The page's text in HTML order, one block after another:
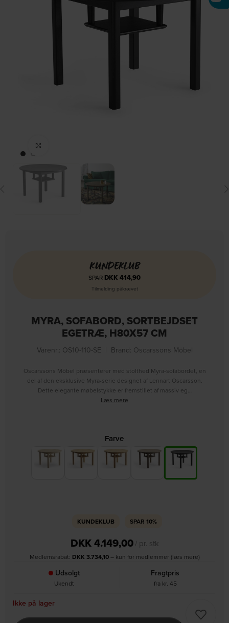
KUNDEKLUB
SPAR DKK 414,90
Tilmelding påkrævet
MYRA, SOFABORD, SORTBEJDSET
EGETRÆ, H80X57 CM
Varenr.: OS10-110-SE Brand: Oscarssons Möbel
Oscarssons Möbel præsenterer med stolthed Myra-sofabordet, en
del af den eksklusive Myra-serie designet af Lennart Oscarsson.
Dette elegante møbelstykke er fremstillet af massiv eg…
Læs mere
Farve
KUNDEKLUB SPAR 10%
DKK4.149,00/ pr. stk
Medlemsrabat: DKK 3.734,10– kun for medlemmer (læs mere)
Udsolgt
Ukendt
Fragtpris
fra kr. 45
Ikke på lager